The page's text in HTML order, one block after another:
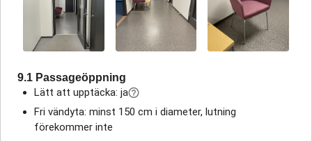
9.1 Passageöppning
Lätt att upptäcka: ja
Fri vändyta: minst 150 cm i diameter, lutning
förekommer inte